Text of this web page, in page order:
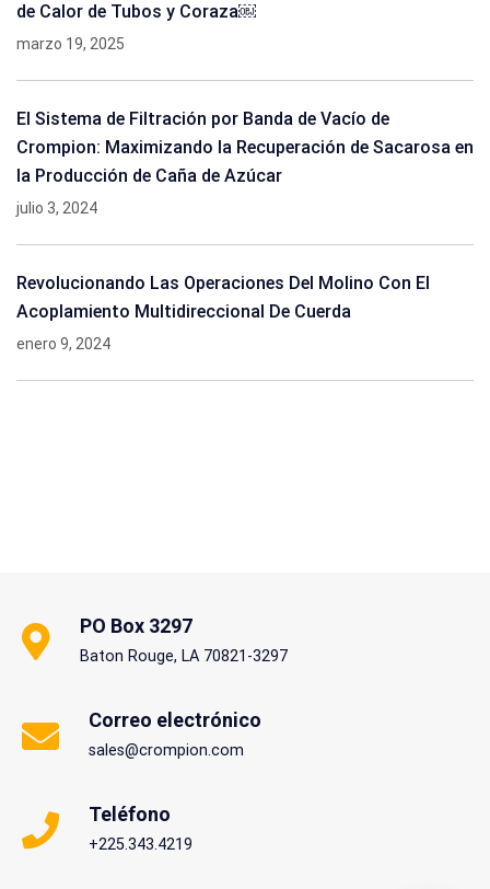
de Calor de Tubos y Coraza￼
marzo 19, 2025
El Sistema de Filtración por Banda de Vacío de
Crompion: Maximizando la Recuperación de Sacarosa en
la Producción de Caña de Azúcar
julio 3, 2024
Revolucionando Las Operaciones Del Molino Con El
Acoplamiento Multidireccional De Cuerda
enero 9, 2024
PO Box 3297
Baton Rouge, LA 70821-3297
Correo electrónico
sales@crompion.com
Teléfono
+225.343.4219